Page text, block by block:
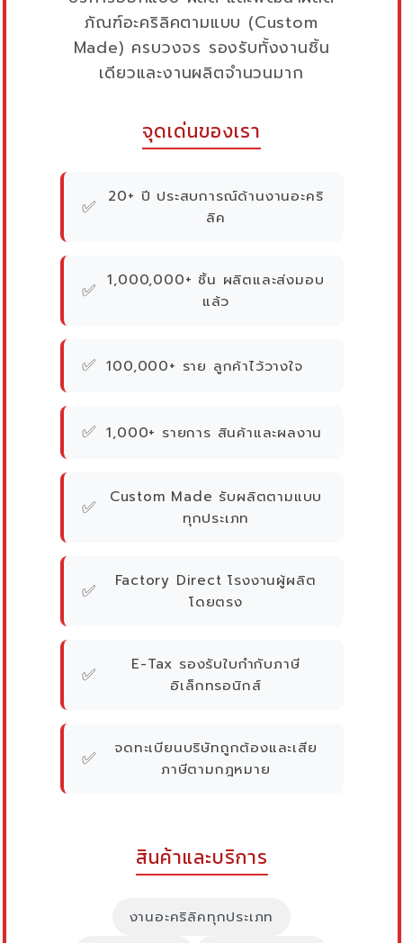
ภัณฑ์อะคริลิคตามแบบ (Custom
Made) ครบวงจร รองรับทั้งงานชิ้น
เดียวและงานผลิตจำนวนมาก
จุดเด่นของเรา
✅
20+ ปี ประสบการณ์ด้านงานอะคริ
ลิค
✅ 1,000,000+ ชิ้น ผลิตและส่งมอบ
แล้ว
✅ 100,000+ ราย ลูกค้าไว้วางใจ
✅ 1,000+ รายการ สินค้าและผลงาน
✅
Custom Made รับผลิตตามแบบ
ทุกประเภท
✅
Factory Direct โรงงานผู้ผลิต
โดยตรง
✅
E-Tax รองรับใบกำกับภาษี
อิเล็กทรอนิกส์
✅
จดทะเบียนบริษัทถูกต้องและเสีย
ภาษีตามกฎหมาย
สินค้าและบริการ
งานอะคริลิคทุกประเภท